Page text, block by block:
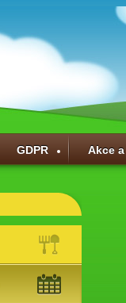
GDPR Akce